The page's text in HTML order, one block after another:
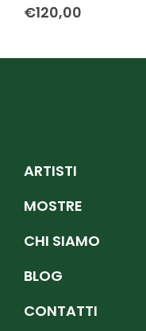
€120,00
ARTISTI
MOSTRE
CHI SIAMO
BLOG
CONTATTI